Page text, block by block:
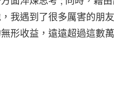
我遇到了很多厲害的朋
形收益，遠遠超過這數